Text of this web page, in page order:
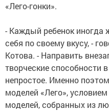
«Лего-гонки».
- Каждый ребенок иногда
себя по своему вкусу, -
Котова. - Направить
творческие способности
непростое. Именно
моделей «Лего»,
моделей, собранных из